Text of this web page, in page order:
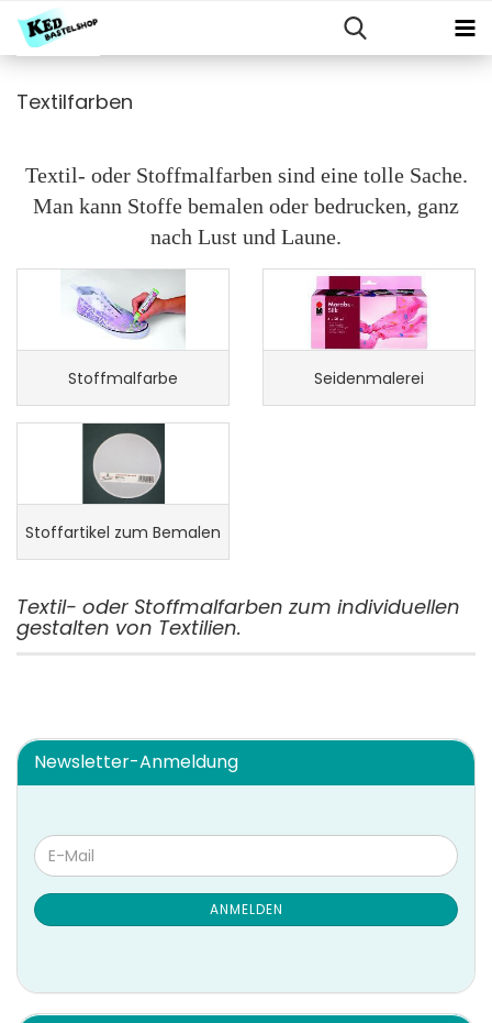
Textilfarben
Textil- oder Stoffmalfarben sind eine tolle Sache.
Man kann Stoffe bemalen oder bedrucken, ganz
nach Lust und Laune.
Stoffmalfarbe Seidenmalerei
Stoffartikel zum Bemalen
Textil- oder Stoffmalfarben zum individuellen
gestalten von Textilien.
Newsletter-Anmeldung
WEITER
ZUR
NEWSLETTER-
ANMELDUNG
E-
Mail
ANMELDEN